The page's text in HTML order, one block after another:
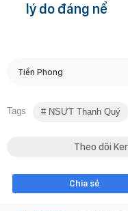
lý do đáng nể
Tiền Phong
Tags NSƯT Thanh Quý
Theo dõi
Chia sẻ